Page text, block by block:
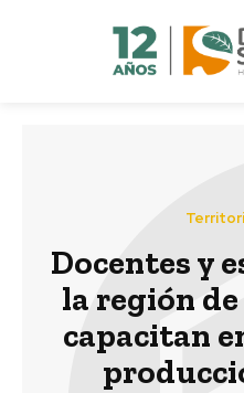
Docentes y
la región de
capacitan